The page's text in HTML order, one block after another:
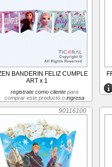
BANDERIN FELIZ CUMPLE
ART x 1
registrate como clientepara
comprar este producto o ingresa
90116100